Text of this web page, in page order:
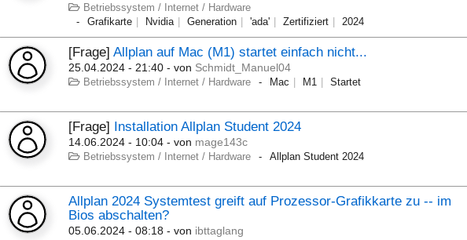
Betriebssystem / Internet / Hardware
Grafikarte
Nvidia Generation 'ada' Zertifiziert 2024
[Frage]Allplan auf Mac (M1) startet einfach nicht...
25.04.2024 - 21:40 - von Schmidt_Manuel04
Betriebssystem / Internet / Hardware Mac M1 Startet
[Frage] Installation Allplan Student 2024
14.06.2024 - 10:04 - von mage143c
Betriebssystem / Internet / Hardware Allplan Student 2024
Allplan 2024 Systemtest greift auf Prozessor-Grafikkarte zu -- im
Bios abschalten?
05.06.2024 - 08:18 - von ibttaglang